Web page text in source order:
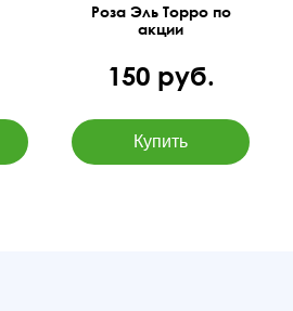
Роза Эль Торро по
акции
150 руб.